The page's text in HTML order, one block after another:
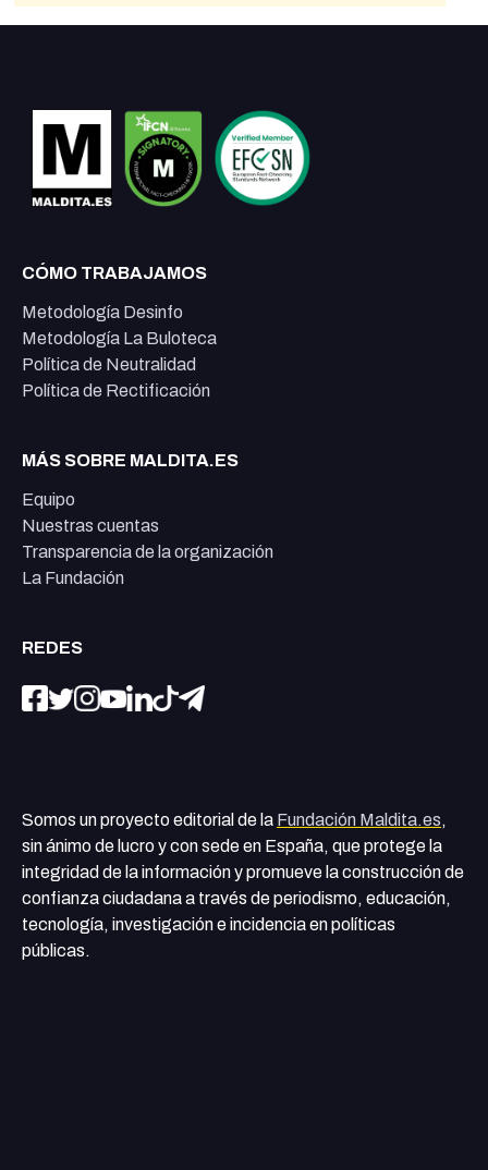
CÓMO TRABAJAMOS
Metodología Desinfo
Metodología La Buloteca
Política de Neutralidad
Política de Rectificación
MÁS SOBRE MALDITA.ES
Equipo
Nuestras cuentas
Transparencia de la organización
La Fundación
REDES
Somos un proyecto editorial de la Fundación Maldita.es,
sin ánimo de lucro y con sede en España, que protege la
integridad de la información y promueve la construcción de
confianza ciudadana a través de periodismo, educación,
tecnología, investigación e incidencia en políticas
públicas.